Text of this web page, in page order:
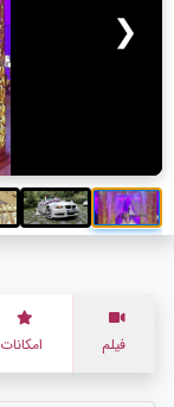
❮
فیلم امکانات